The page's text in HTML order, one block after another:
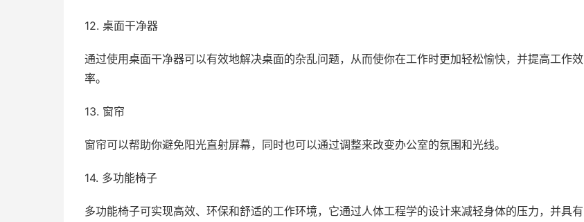
12. 桌面干净器
通过使用桌面干净器可以有效地解决桌面的杂乱问题，从而使你在工作时更加轻松愉快，并提高工作效
率。
13. 窗帘
窗帘可以帮助你避免阳光直射屏幕，同时也可以通过调整来改变办公室的氛围和光线。
14. 多功能椅子
多功能椅子可实现高效、环保和舒适的工作环境，它通过人体工程学的设计来减轻身体的压力，并具有